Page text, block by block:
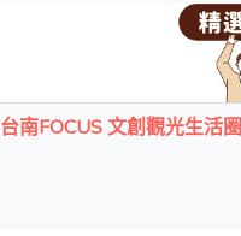
台南FOCUS 文創觀光生活圈